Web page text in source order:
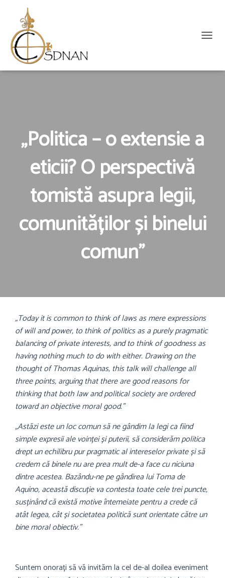
„Politica – o extensie a
eticii? O perspectivă
tomistă asupra legii,
comunităților și binelui
comun”
„Today it is common to think of laws as mere expressions
of will and power, to think of politics as a purely pragmatic
balancing of private interests, and to think of goodness as
having nothing much to do with either. Drawing on the
thought of Thomas Aquinas, this talk will challenge all
three points, arguing that there are good reasons for
thinking that both law and political society are ordered
toward an objective moral good.”
„Astăzi este un loc comun să ne gândim la legi ca fiind
simple expresii ale voinței și puterii, să considerăm politica
drept un echilibru pur pragmatic al intereselor private și să
credem că binele nu are prea mult de-a face cu niciuna
dintre acestea. Bazându-ne pe gândirea lui Toma de
Aquino, această discuție va contesta toate cele trei puncte,
susținând că există motive întemeiate pentru a crede că
atât legea, cât și societatea politică sunt orientate către un
bine moral obiectiv.”
Suntem onorați să vă invităm la cel de-al doilea eveniment